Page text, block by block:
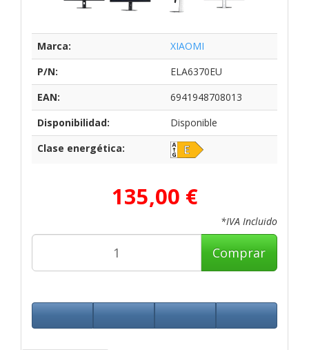
Marca:
XIAOMI
P/N:
ELA6370EU
EAN:
6941948708013
Disponibilidad:
Disponible
Clase energética:
135,00 €
*IVA Incluido
Comprar